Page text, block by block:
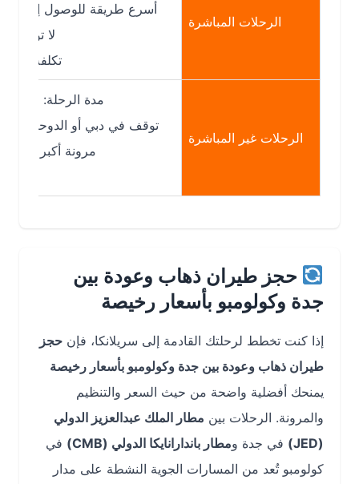
الرحلات المباشرة
أسرع طريقة للوصول إلى كولومبو
لا توجد توقفات
تكلفة أعلى قليلاً
الرحلات غير المباشرة
مدة الرحلة: 8–12 ساعة
توقف في دبي أو الدوحة أو مسقط
مرونة أكبر في الأسعار
حجز طيران ذهاب وعودة بين
جدة وكولومبو بأسعار رخيصة
إذا كنت تخطط لرحلتك القادمة إلى سريلانكا، فإنحجز
طيران ذهاب وعودة بين جدة وكولومبو بأسعار رخيصة
يمنحك أفضلية واضحة من حيث السعر والتنظيم
والمرونة. الرحلات بينمطار الملك عبدالعزيز الدولي
في جدة و مطار باندارانايكا الدولي (CMB)
في
كولومبو تُعد من المسارات الجوية النشطة على مدار